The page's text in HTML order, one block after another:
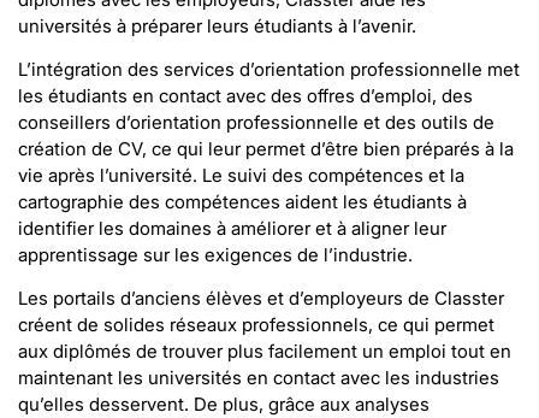
universités à préparer leurs étudiants à l’avenir.
L’intégration des services d’orientation professionnelle met
les étudiants en contact avec des offres d’emploi, des
conseillers d’orientation professionnelle et des outils de
création de CV, ce qui leur permet d’être bien préparés à la
vie après l’université. Le suivi des compétences et la
cartographie des compétences aident les étudiants à
identifier les domaines à améliorer et à aligner leur
apprentissage sur les exigences de l’industrie.
Les portails d’anciens élèves et d’employeurs de Classter
créent de solides réseaux professionnels, ce qui permet
aux diplômés de trouver plus facilement un emploi tout en
maintenant les universités en contact avec les industries
qu’elles desservent. De plus, grâce aux analyses